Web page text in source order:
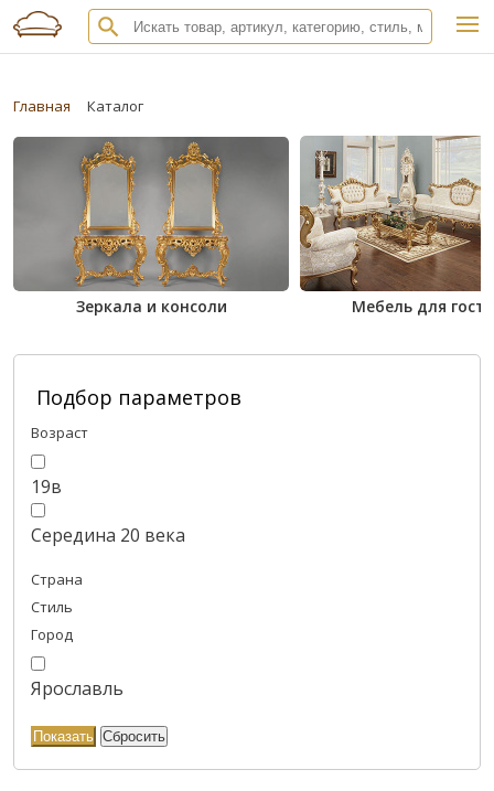
Главная Каталог
Зеркала и консоли Мебель для
Подбор параметров
Возраст
19в
Середина 20 века
Страна
Стиль
Город
Ярославль